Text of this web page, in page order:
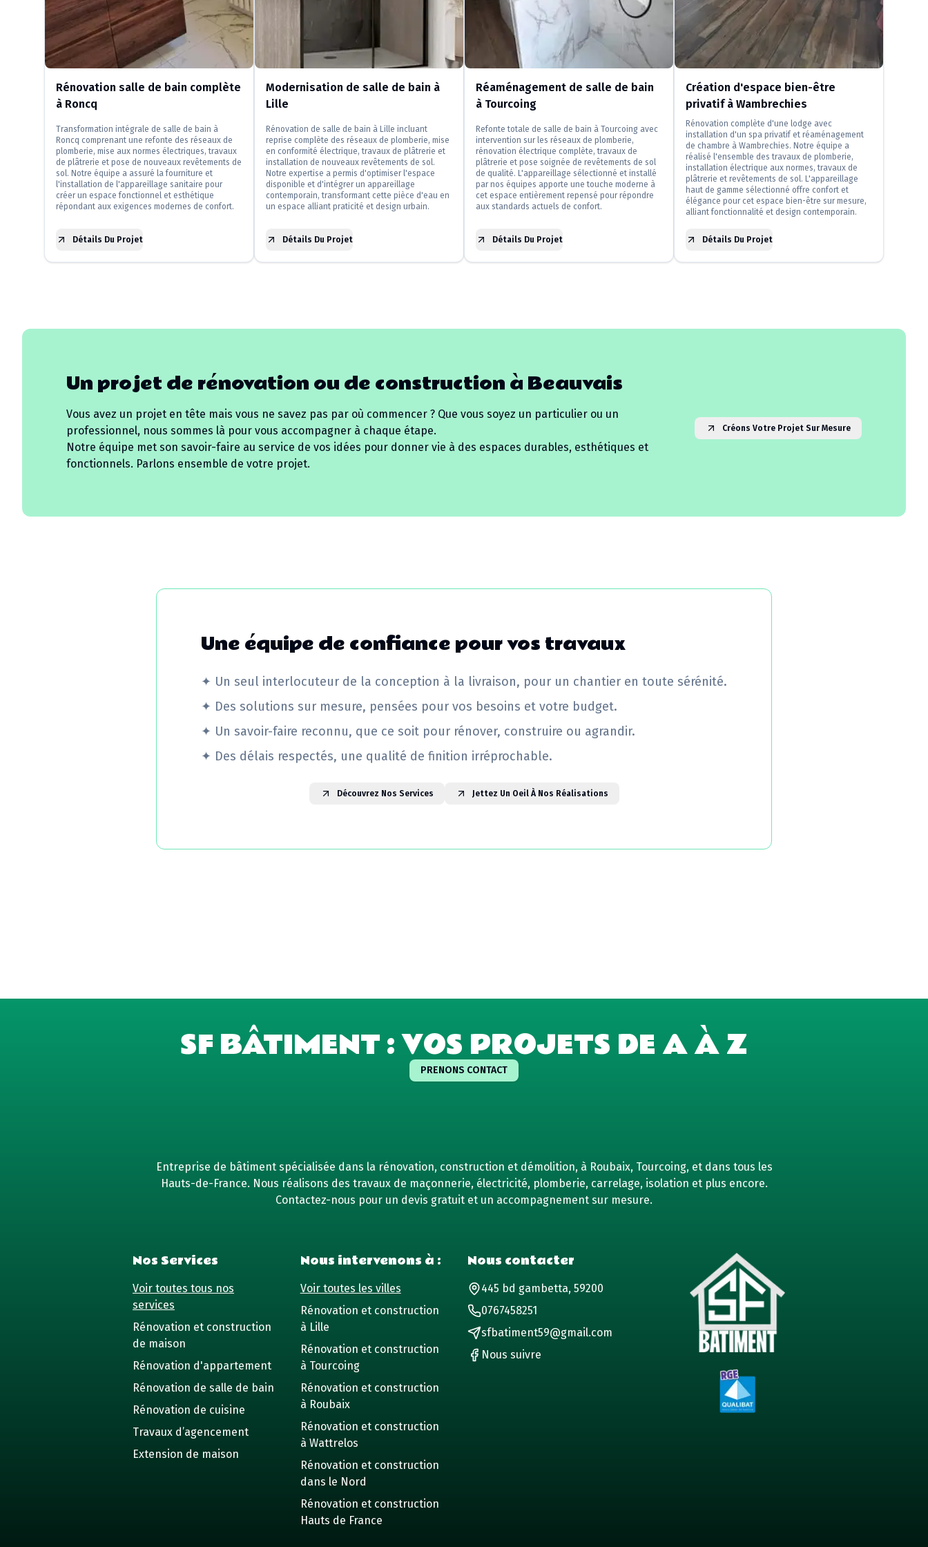
Rénovation salle de bain complète
à Roncq
Transformation intégrale de salle de bain à
Roncq comprenant une refonte des réseaux de
plomberie, mise aux normes électriques, travaux
de plâtrerie et pose de nouveaux revêtements de
sol. Notre équipe a assuré la fourniture et
l'installation de l'appareillage sanitaire pour
créer un espace fonctionnel et esthétique
répondant aux exigences modernes de confort.
Détails Du Projet
Modernisation de salle de bain à
Lille
Rénovation de salle de bain à Lille incluant
reprise complète des réseaux de plomberie, mise
en conformité électrique, travaux de plâtrerie et
installation de nouveaux revêtements de sol.
Notre expertise a permis d'optimiser l'espace
disponible et d'intégrer un appareillage
contemporain, transformant cette pièce d'eau en
un espace alliant praticité et design urbain.
Détails Du Projet
Réaménagement de salle de bain
à Tourcoing
Refonte totale de salle de bain à Tourcoing avec
intervention sur les réseaux de plomberie,
rénovation électrique complète, travaux de
plâtrerie et pose soignée de revêtements de sol
de qualité. L'appareillage sélectionné et installé
par nos équipes apporte une touche moderne à
cet espace entièrement repensé pour répondre
aux standards actuels de confort.
Détails Du Projet
Création d'espace bien-être
privatif à Wambrechies
Rénovation complète d'une lodge avec
installation d'un spa privatif et réaménagement
de chambre à Wambrechies. Notre équipe a
réalisé l'ensemble des travaux de plomberie,
installation électrique aux normes, travaux de
plâtrerie et revêtements de sol. L'appareillage
haut de gamme sélectionné offre confort et
élégance pour cet espace bien-être sur mesure,
alliant fonctionnalité et design contemporain.
Détails Du Projet
Un projet de rénovation ou de construction àBeauvais
Vous avez un projet en tête mais vous ne savez pas par où commencer ? Que vous soyez un particulier ou un
professionnel, nous sommes là pour vous accompagner à chaque étape.
Notre équipe met son savoir-faire au service de vos idées pour donner vie à des espaces durables, esthétiques et
fonctionnels. Parlons ensemble de votre projet.
Créons Votre Projet Sur Mesure
Une équipe de confiance pour vos travaux
✦ Un seul interlocuteur de la conception à la livraison, pour un chantier en toute sérénité.
✦ Des solutions sur mesure, pensées pour vos besoins et votre budget.
✦ Un savoir-faire reconnu, que ce soit pour rénover, construire ou agrandir.
✦ Des délais respectés, une qualité de finition irréprochable.
Découvrez Nos Services Jettez Un Oeil À Nos Réalisations
SF BÂTIMENT : VOS PROJETS DE A À Z
PRENONS CONTACT
Entreprise de bâtiment spécialisée dans la rénovation, construction et démolition, à Roubaix, Tourcoing, et dans tous les
Hauts-de-France. Nous réalisons des travaux de maçonnerie, électricité, plomberie, carrelage, isolation et plus encore.
Contactez-nous pour un devis gratuit et un accompagnement sur mesure.
Nos Services
Voir toutes tous nos
services
Rénovation et construction
de maison
Rénovation d'appartement
Rénovation de salle de bain
Rénovation de cuisine
Travaux d’agencement
Extension de maison
Nous intervenons à :
Voir toutes les villes
Rénovation et construction
à Lille
Rénovation et construction
à Tourcoing
Rénovation et construction
à Roubaix
Rénovation et construction
à Wattrelos
Rénovation et construction
dans le Nord
Rénovation et construction
Hauts de France
Nous contacter
445 bd gambetta, 59200
0767458251
sfbatiment59@gmail.com
Nous suivre